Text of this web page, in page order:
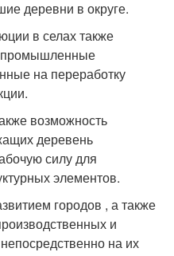
деревни в округе.
в селах также
промышленные
на переработку
возможность
деревень
силу для
элементов.
городов , а также
и
на их